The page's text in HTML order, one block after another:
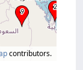
contributors.